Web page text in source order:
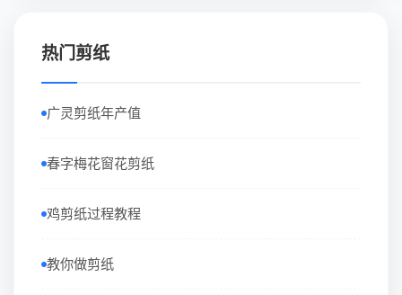
热门剪纸
广灵剪纸年产值
春字梅花窗花剪纸
鸡剪纸过程教程
教你做剪纸